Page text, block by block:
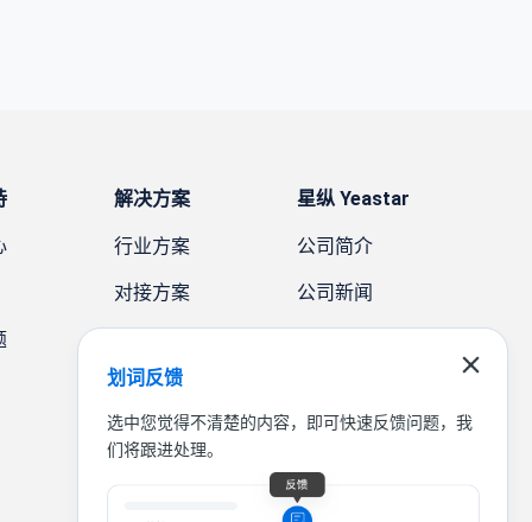
划词反馈
选中您觉得不清楚的内容，即可快速反馈问题，我
们将跟进处理。
解决方案
行业方案
对接方案
星纵 Yeastar
公司简介
公司新闻